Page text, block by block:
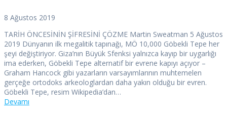
8 Ağustos 2019
TARİH ÖNCESİNİN ŞİFRESİNİ ÇÖZME Martin Sweatman 5 Ağustos
2019 Dünyanın ilk megalitik tapınağı, MÖ 10,000 Göbekli Tepe her
şeyi değiştiriyor. Giza’nın Büyük Sfenksi yalnızca kayıp bir uygarlığı
ima ederken, Göbekli Tepe alternatif bir evrene kapıyı açıyor –
Graham Hancock gibi yazarların varsayımlarının muhtemelen
gerçeğe ortodoks arkeologlardan daha yakın olduğu bir evren.
Göbekli Tepe, resim Wikipedia’dan…
Devamı